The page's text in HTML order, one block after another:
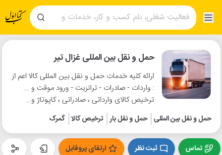
حمل و نقل بین المللی غزال تیر
ارائه کلیه خدمات حمل و نقل بین المللی کالا اعم از
: واردات - صادرات - ترانزیت - ورود موقت و ...
ترخیص کالای وارداتی ، صادراتی ، کاپوتاژ و...
حمل و نقل بین المللی حمل و نقل بار ترخیص کالا گمرک
تماس ثبت نظر ارتقای پروفایل